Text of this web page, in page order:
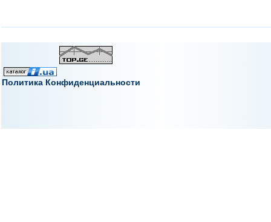
Политика Конфиденциальности